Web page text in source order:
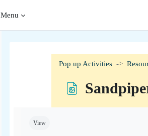
Menu
Pop up Activities
View